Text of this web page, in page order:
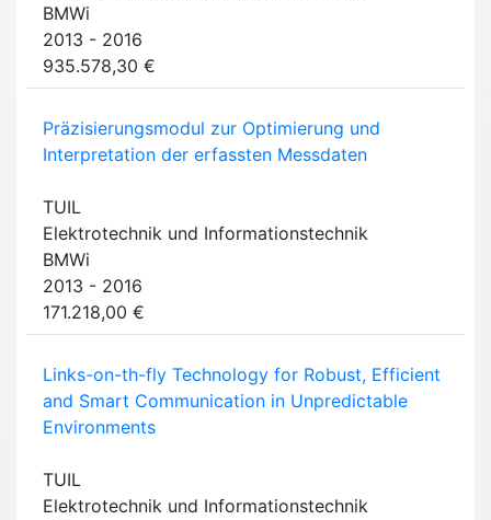
BMWi
2013 - 2016
935.578,30 €
Präzisierungsmodul zur Optimierung und
Interpretation der erfassten Messdaten
TUIL
Elektrotechnik und Informationstechnik
BMWi
2013 - 2016
171.218,00 €
Links-on-th-fly Technology for Robust, Efficient
and Smart Communication in Unpredictable
Environments
TUIL
Elektrotechnik und Informationstechnik